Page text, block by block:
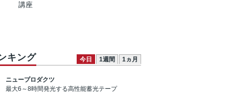
講座
キング 今日 1週間 1ヵ月
ニュープロダクツ
最大6～8時間発光する高性能蓄光テープ